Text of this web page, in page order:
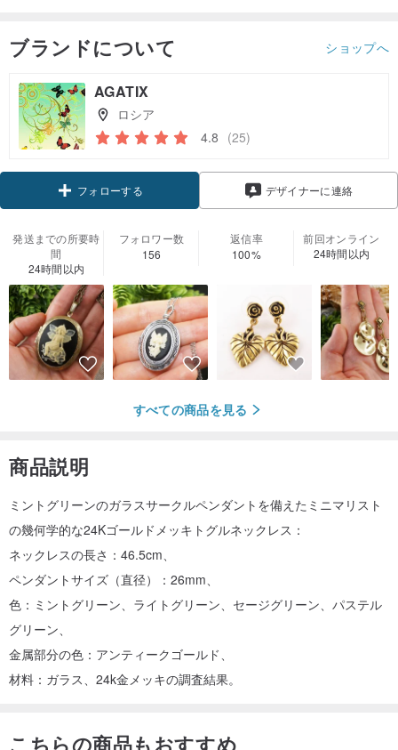
ブランドについて ショップへ
AGATIX
ロシア
4.8 (25)
デザイナーに連絡
発送までの所要時
間
24時間以内
フォロワー数
156
返信率
100%
前回オンライン
24時間以内
すべての商品を見る
商品説明
ミントグリーンのガラスサークルペンダントを備えたミニマリスト
の幾何学的な24Kゴールドメッキトグルネックレス：
ネックレスの長さ：46.5cm、
ペンダントサイズ（直径）：26mm、
色：ミントグリーン、ライトグリーン、セージグリーン、パステル
グリーン、
金属部分の色：アンティークゴールド、
材料：ガラス、24k金メッキの調査結果。
こちらの商品もおすすめ